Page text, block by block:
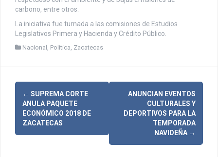
carbono, entre otros.
La iniciativa fue turnada a las comisiones de Estudios
Legislativos Primera y Hacienda y Crédito Público.
Nacional Política Zacatecas
N
v
← SUPREMA CORTE
ANULA PAQUETE
ECONÓMICO 2018 DE
ZACATECAS
ANUNCIAN EVENTOS
CULTURALES Y
DEPORTIVOS PARA LA
TEMPORADA
NAVIDEÑA →